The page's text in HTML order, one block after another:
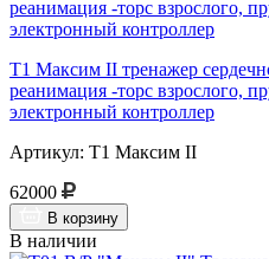
Т1 Максим II тренажер
реанимация -торс взрослого,
электронный контроллер
Артикул: Т1 Максим II
62000
В корзину
В наличии